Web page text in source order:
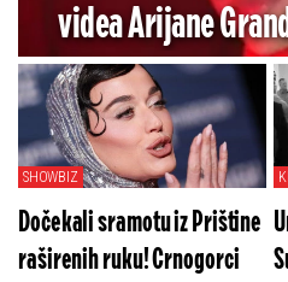
videa Arijane
Pogledajte koliko
SHOWBIZ
Dočekali sramotu iz Prištine
raširenih ruku! Crnogorci